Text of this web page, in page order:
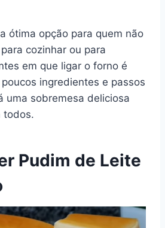
ótima opção para quem não
cozinhar ou para
em que ligar o forno é
ingredientes e passos
uma sobremesa deliciosa
todos.
Pudim de Leite